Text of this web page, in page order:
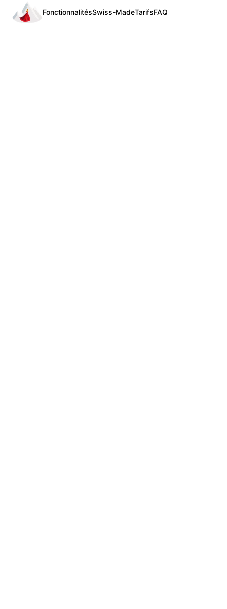
FonctionnalitésSwiss-MadeTarifsFAQ